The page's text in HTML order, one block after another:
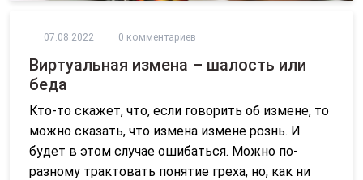
07.08.2022 0 комментариев
Виртуальная измена – шалость или
беда
Кто-то скажет, что, если говорить об измене, то
можно сказать, что измена измене рознь. И
будет в этом случае ошибаться. Можно по-
разному трактовать понятие греха, но, как ни